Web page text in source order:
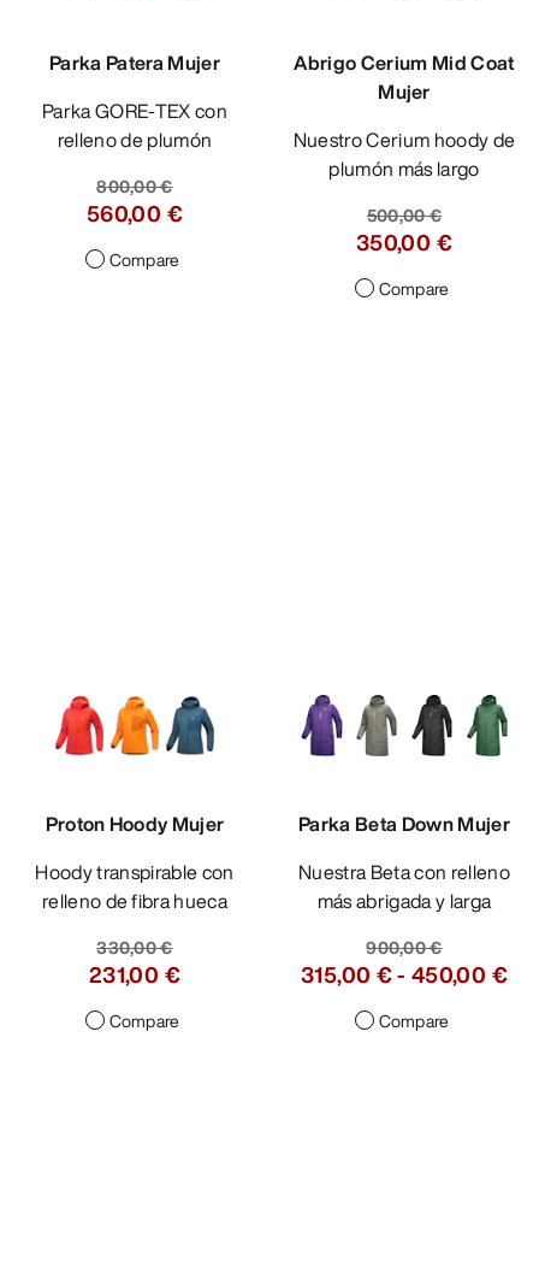
Parka Patera Mujer
Parka GORE-TEX con
relleno de plumón
800,00 €
560,00 €
Compare
Abrigo Cerium Mid Coat
Mujer
Nuestro Cerium hoody de
plumón más largo
500,00 €
350,00 €
Compare
Proton Hoody Mujer
Hoody transpirable con
relleno de fibra hueca
330,00 €
231,00 €
Compare
Parka Beta Down Mujer
Nuestra Beta con relleno
más abrigada y larga
900,00 €
315,00 €-450,00 €
Compare